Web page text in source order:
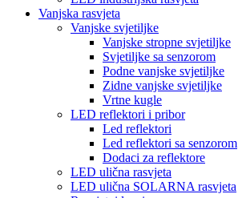
Vanjska rasvjeta
Vanjske svjetiljke
Vanjske stropne svjetiljke
Svjetiljke sa senzorom
Podne vanjske svjetiljke
Zidne vanjske svjetiljke
Vrtne kugle
LED reflektori i pribor
Led reflektori
Led reflektori sa senzorom
Dodaci za reflektore
LED ulična rasvjeta
LED ulična SOLARNA rasvjeta